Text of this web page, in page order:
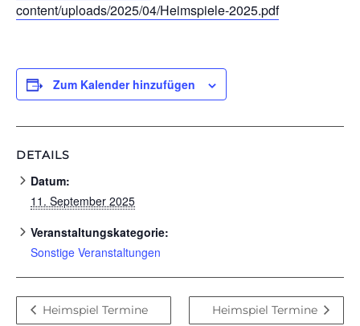
content/uploads/2025/04/Heimspiele-2025.pdf
Zum Kalender hinzufügen
DETAILS
Datum:
11. September 2025
Veranstaltungskategorie:
Sonstige Veranstaltungen
Heimspiel Termine Heimspiel Termine